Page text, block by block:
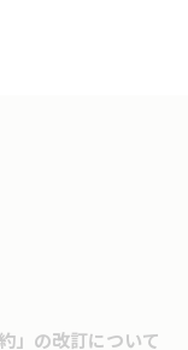
」の改訂について